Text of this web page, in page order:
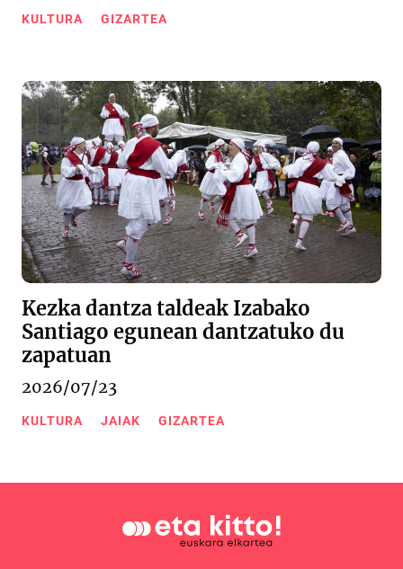
KULTURA GIZARTEA
Kezka dantza taldeak Izabako
Santiago egunean dantzatuko du
zapatuan
2026/07/23
KULTURA JAIAK GIZARTEA